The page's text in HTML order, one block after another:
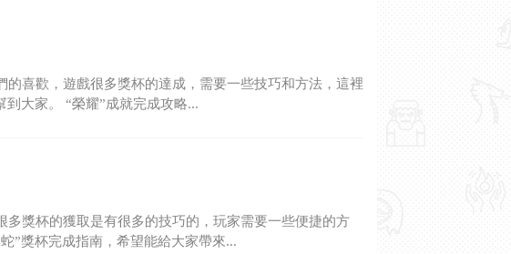
的喜歡，遊戲很多獎杯的達成，需要一些技巧和方法，這裡
大家。 “榮耀”成就完成攻略...
多獎杯的獲取是有很多的技巧的，玩家需要一些便捷的方
”獎杯完成指南，希望能給大家帶來...